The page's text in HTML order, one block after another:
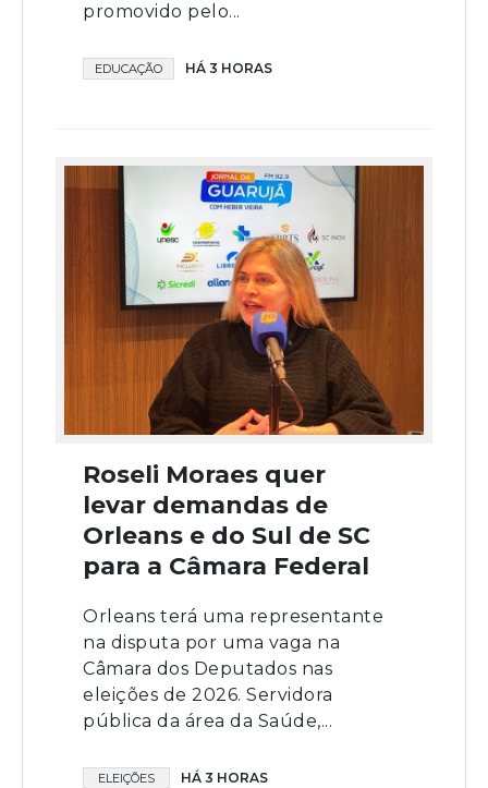
promovido pelo...
EDUCAÇÃO HÁ 3 HORAS
Roseli Moraes quer
levar demandas de
Orleans e do Sul de SC
para a Câmara Federal
Orleans terá uma representante
na disputa por uma vaga na
Câmara dos Deputados nas
eleições de 2026. Servidora
pública da área da Saúde,...
ELEIÇÕES HÁ 3 HORAS